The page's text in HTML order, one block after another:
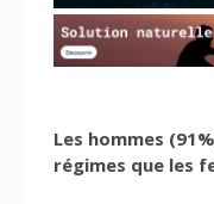
Les hommes
régimes que les